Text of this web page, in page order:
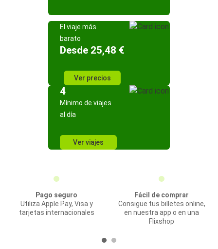
El viaje más
barato
Desde 25,48 €
Ver precios
4
Mínimo de viajes
al día
Ver viajes
Pago seguro
Utiliza Apple Pay, Visa y
tarjetas internacionales
Fácil de comprar
Consigue tus billetes online,
en nuestra app o en una
Flixshop